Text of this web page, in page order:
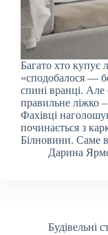
Багато хто купує
«сподобалося —
спині вранці.
правильне ліжко
Фахівці
починається з
Білновини. Саме
Дарина
Будівельні